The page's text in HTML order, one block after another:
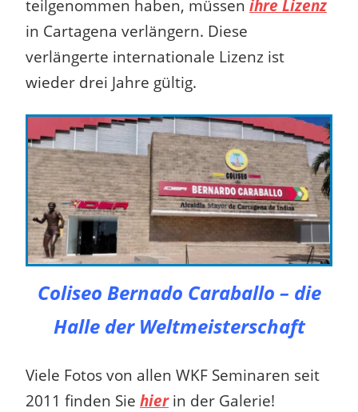
teilgenommen haben, müssen ihre Lizenz
in Cartagena verlängern. Diese
verlängerte internationale Lizenz ist
wieder drei Jahre gültig.
Coliseo Bernado Caraballo – die
Halle der Weltmeisterschaft
Viele Fotos von allen WKF Seminaren seit
2011 finden Sie hier in der Galerie!